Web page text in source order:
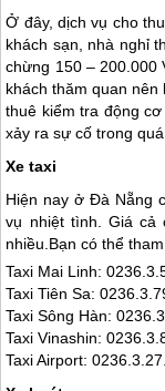
Ở đây, dịch vụ cho
khách sạn, nhà nghỉ
chừng 150 –
khách thăm quan
thuê kiểm tra động
xảy ra sự cố trong
Xe taxi
Hiện nay ởĐà Nẵng
vụ nhiệt tình. Giá cả
nhiều.Bạn có thể
Taxi Mai Linh:
Taxi Tiên Sa:
Taxi Sông Hàn:
Taxi Vinashin:
Taxi Airport: